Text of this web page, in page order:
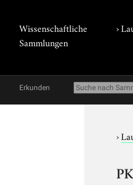
Wissenschaftliche
Sammlungen
›
Erkunden
›